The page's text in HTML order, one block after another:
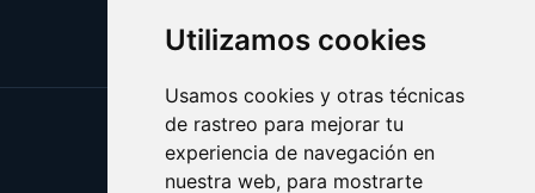
Utilizamos cookies
Usamos cookies y otras técnicas
de rastreo para mejorar tu
experiencia de navegación en
nuestra web, para mostrarte
Update cookies preferences
Copyright © 2025 provocar.es